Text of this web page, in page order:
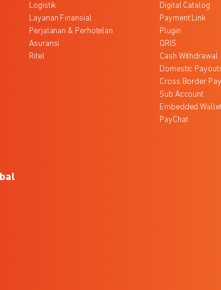
Logistik
Layanan Finansial
Perjalanan & Perhotelan
Asuransi
Ritel
Digital Catalog
Payment Link
Plugin
QRIS
Cash Withdrawal
Domestic
Cross Border
Sub Account
Embedded
PayChat